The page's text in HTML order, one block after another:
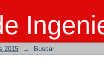
2015 → Buscar